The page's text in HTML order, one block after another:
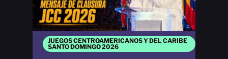
JUEGOS CENTROAMERICANOS Y DEL CARIBE
SANTO DOMINGO 2026